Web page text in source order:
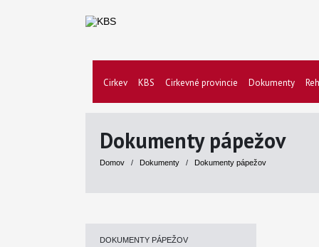
Cirkev KBS Cirkevné provincie Dokumenty
Dokumenty pápežov
Domov / Dokumenty / Dokumenty pápežov
DOKUMENTY PÁPEŽOV